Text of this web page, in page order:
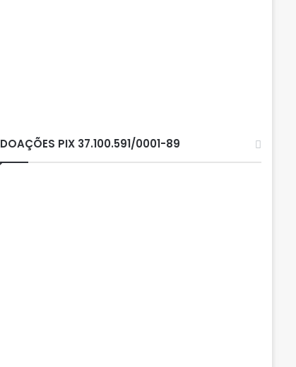
DOAÇÕES PIX 37.100.591/0001-89